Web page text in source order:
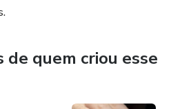
quem criou esse